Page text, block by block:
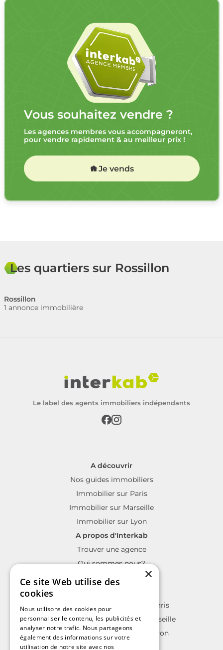
Vous souhaitez vendre ?
Les agences membres vous accompagneront,
pour vendre rapidement & au meilleur prix !
Je vends
Les quartiers sur Rossillon
Rossillon
1 annonce immobilière
Le label des agents immobiliers indépendants
A découvrir
Nos guides immobiliers
Immobilier sur Paris
Immobilier sur Marseille
Immobilier sur Lyon
A propos d'Interkab
Trouver une agence
Qui sommes nous?
La charte Interkab
Annonces immobilières sur Paris
Annonces immobilières sur Marseille
Annonces immobilières sur Lyon
×
Ce site Web utilise des
cookies
Nous utilisons des cookies pour
personnaliser le contenu, les publicités et
analyser notre trafic. Nous partageons
également des informations sur votre
utilisation de notre site avec nos